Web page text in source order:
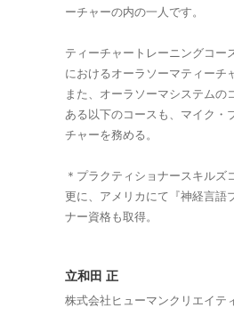
ーチャーの内の一人です。
ティーチャートレーニングコー
におけるオーラソーマティーチ
また、オーラソーマシステムの
ある以下のコースも、マイク・
チャーを務める。
＊プラクティショナースキル
更に、アメリカにて『神経言語
ナー資格も取得。
立和田 正
株式会社ヒューマンクリエイテ